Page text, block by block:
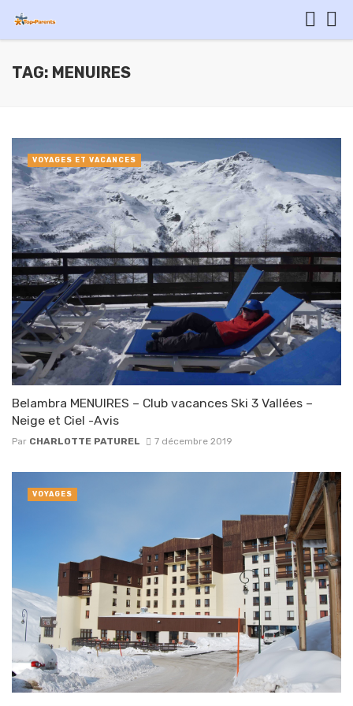
TAG: MENUIRES
Belambra MENUIRES – Club vacances Ski 3 Vallées –
Neige et Ciel -Avis
Par CHARLOTTE PATUREL 7 décembre 2019
VOYAGES ET VACANCES
VOYAGES